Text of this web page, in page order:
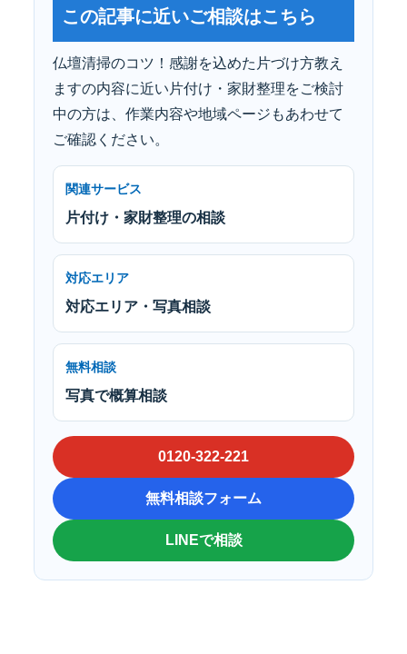
この記事に近いご相談はこちら
仏壇清掃のコツ！感謝を込めた片づけ方教え
ますの内容に近い片付け・家財整理をご検討
中の方は、作業内容や地域ページもあわせて
ご確認ください。
関連サービス
片付け・家財整理の相談
対応エリア
対応エリア・写真相談
無料相談
写真で概算相談
0120-322-221
無料相談フォーム
LINEで相談